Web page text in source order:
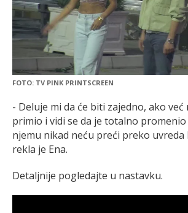
FOTO: TV PINK PRINTSCREEN
- Deluje mi da će biti zajedno, ako već
primio i vidi se da je totalno promenio
njemu nikad neću preći preko uvreda
rekla je Ena.
Detaljnije pogledajte u nastavku.